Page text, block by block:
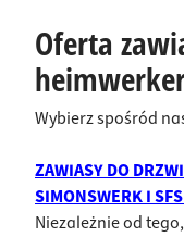
Oferta
Wybierz spośród
ZAWIASY DO
SIMONSWERK I
Niezależnie od